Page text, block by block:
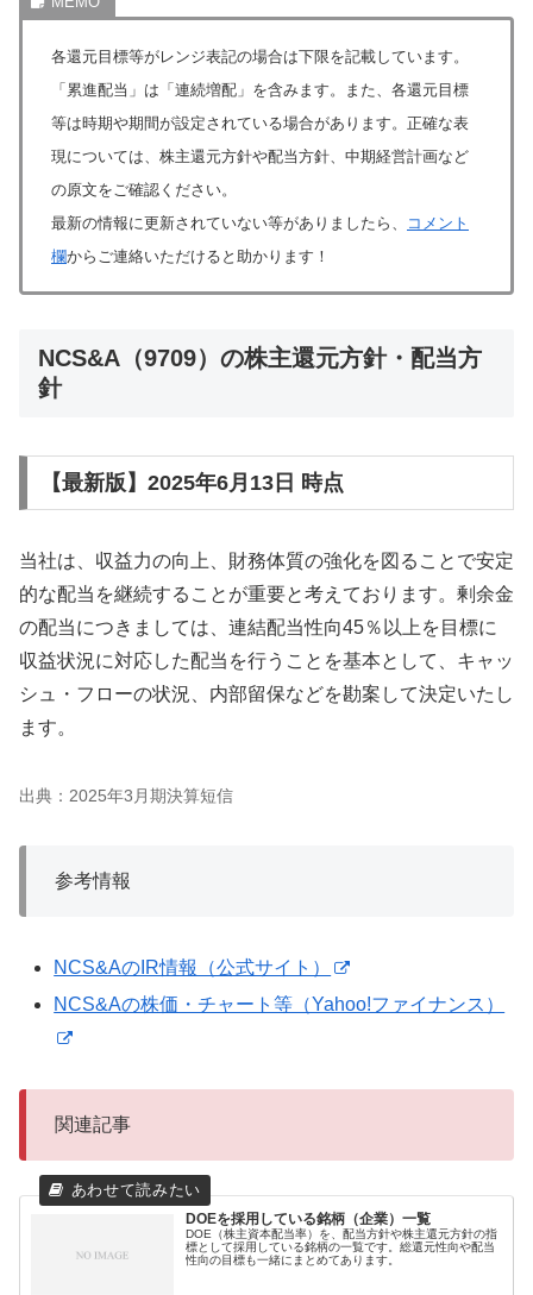
各還元目標等がレンジ表記の場合は下限を記載しています。
「累進配当」は「連続増配」を含みます。また、各還元目標
等は時期や期間が設定されている場合があります。正確な表
現については、株主還元方針や配当方針、中期経営計画など
の原文をご確認ください。
最新の情報に更新されていない等がありましたら、
コメント
欄からご連絡いただけると助かります！
NCS&A（9709）の株主還元方針・配当方
針
【最新版】2025年6月13日 時点
当社は、収益力の向上、財務体質の強化を図ることで安定
的な配当を継続することが重要と考えております。剰余金
の配当につきましては、連結配当性向45％以上を目標に
収益状況に対応した配当を行うことを基本として、キャッ
シュ・フローの状況、内部留保などを勘案して決定いたし
ます。
出典：2025年3月期決算短信
参考情報
NCS&AのIR情報（公式サイト）
NCS&Aの株価・チャート等（Yahoo!ファイナンス）
関連記事
DOEを採用している銘柄（企業）一覧
DOE（株主資本配当率）を、配当方針や株主還元方針の指
標として採用している銘柄の一覧です。総還元性向や配当
性向の目標も一緒にまとめてあります。